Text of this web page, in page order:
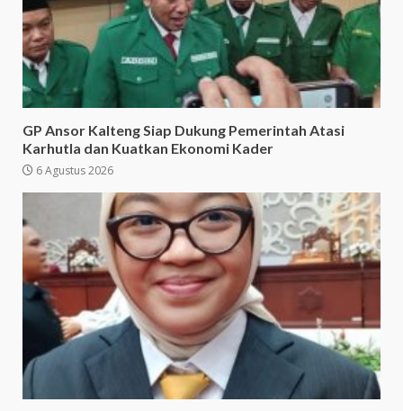
GP Ansor Kalteng Siap Dukung Pemerintah Atasi
Karhutla dan Kuatkan Ekonomi Kader
6 Agustus 2026